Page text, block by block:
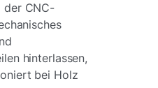
der CNC-
hinterlassen,
bei Holz